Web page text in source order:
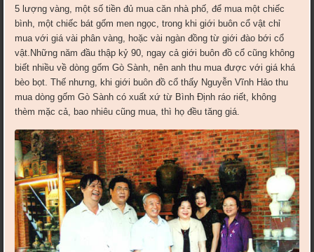
5 lượng vàng, một số tiền đủ mua căn nhà phố, để mua một chiếc
bình, một chiếc bát gốm men ngọc, trong khi giới buôn cổ vật chỉ
mua với giá vài phân vàng, hoặc vài ngàn đồng từ giới đào bới cổ
vật.Những năm đầu thập kỷ 90, ngay cả giới buôn đồ cổ cũng không
biết nhiều về dòng gốm Gò Sành, nên anh thu mua được với giá khá
bèo bọt. Thế nhưng, khi giới buôn đồ cổ thấy Nguyễn Vĩnh Hảo thu
mua dòng gốm Gò Sành có xuất xứ từ Bình Định ráo riết, không
thèm mặc cả, bao nhiêu cũng mua, thì họ đều tăng giá.